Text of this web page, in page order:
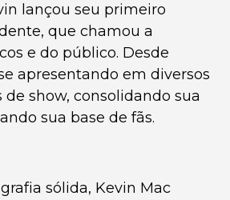
lançou seu primeiro
que chamou a
e do público. Desde
apresentando em diversos
de show, consolidando sua
sua base de fãs.
sólida, Kevin Mac